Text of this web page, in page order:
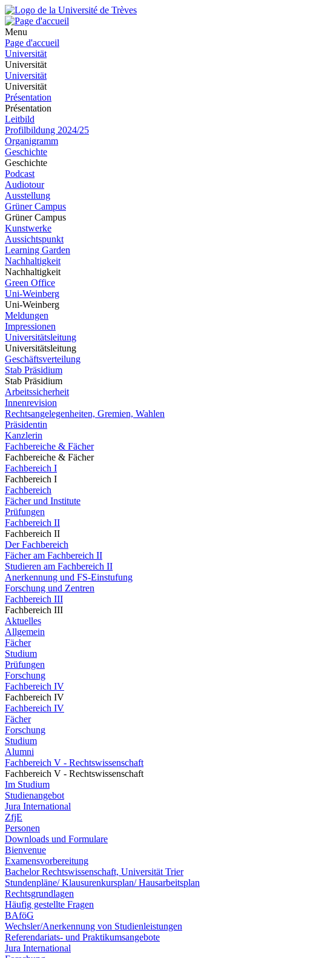
Menu
Page d'accueil
Universität
Universität
Universität
Universität
Présentation
Présentation
Leitbild
Profilbildung 2024/25
Organigramm
Geschichte
Geschichte
Podcast
Audiotour
Ausstellung
Grüner Campus
Grüner Campus
Kunstwerke
Aussichtspunkt
Learning Garden
Nachhaltigkeit
Nachhaltigkeit
Green Office
Uni-Weinberg
Uni-Weinberg
Meldungen
Impressionen
Universitätsleitung
Universitätsleitung
Geschäftsverteilung
Stab Präsidium
Stab Präsidium
Arbeitssicherheit
Innenrevision
Rechtsangelegenheiten, Gremien, Wahlen
Präsidentin
Kanzlerin
Fachbereiche & Fächer
Fachbereiche & Fächer
Fachbereich I
Fachbereich I
Fachbereich
Fächer und Institute
Prüfungen
Fachbereich II
Fachbereich II
Der Fachbereich
Fächer am Fachbereich II
Studieren am Fachbereich II
Anerkennung und FS-Einstufung
Forschung und Zentren
Fachbereich III
Fachbereich III
Aktuelles
Allgemein
Fächer
Studium
Prüfungen
Forschung
Fachbereich IV
Fachbereich IV
Fachbereich IV
Fächer
Forschung
Studium
Alumni
Fachbereich V - Rechtswissenschaft
Fachbereich V - Rechtswissenschaft
Im Studium
Studienangebot
Jura International
ZfjE
Personen
Downloads und Formulare
Bienvenue
Examensvorbereitung
Bachelor Rechtswissenschaft, Universität Trier
Stundenpläne/ Klausurenkursplan/ Hausarbeitsplan
Rechtsgrundlagen
Häufig gestellte Fragen
BAföG
Wechsler/Anerkennung von Studienleistungen
Referendariats- und Praktikumsangebote
Jura International